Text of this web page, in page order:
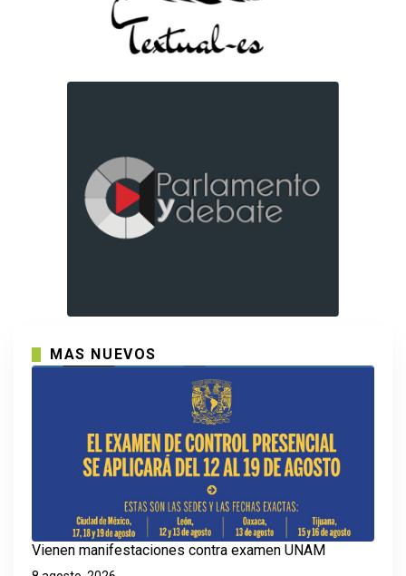
MAS NUEVOS
Vienen manifestaciones contra examen UNAM